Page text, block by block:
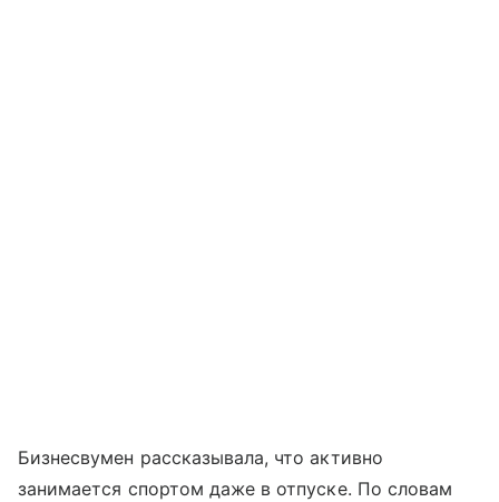
Бизнесвумен рассказывала, что активно
занимается спортом даже в отпуске. По словам